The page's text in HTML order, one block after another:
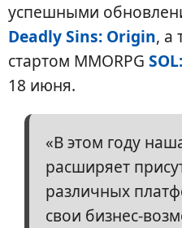
успешными
Deadly Sins: Origin, а
стартом MMORPG
18 июня.
«В этом году
расширяет
различных
свои бизнес-